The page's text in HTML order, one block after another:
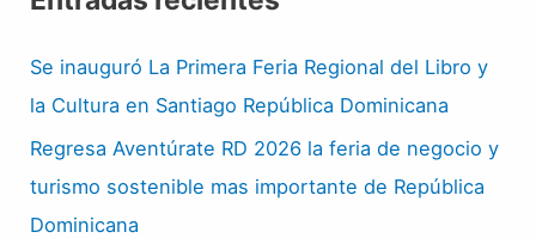
Se inauguró La Primera Feria Regional del Libro y
la Cultura en Santiago República Dominicana
Regresa Aventúrate RD 2026 la feria de negocio y
turismo sostenible mas importante de República
Dominicana